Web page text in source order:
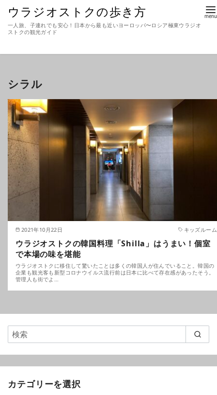
ウラジオストクの歩き方
一人旅、子連れでも安心！日本から最も近いヨーロッパ〜ロシア極東ウラジオ
ストクの観光ガイド
シラル
2021年10月22日 キッズルーム
ウラジオストクの韓国料理「Shilla」はうまい！個室
で本場の味を堪能
ウラジオストクに移住して驚いたことは多くの韓国人が住んでいること。韓国の
企業も観光客も新型コロナウイルス流行前は日本に比べて存在感があったそう。
管理人も街でよ…
カテゴリーを選択